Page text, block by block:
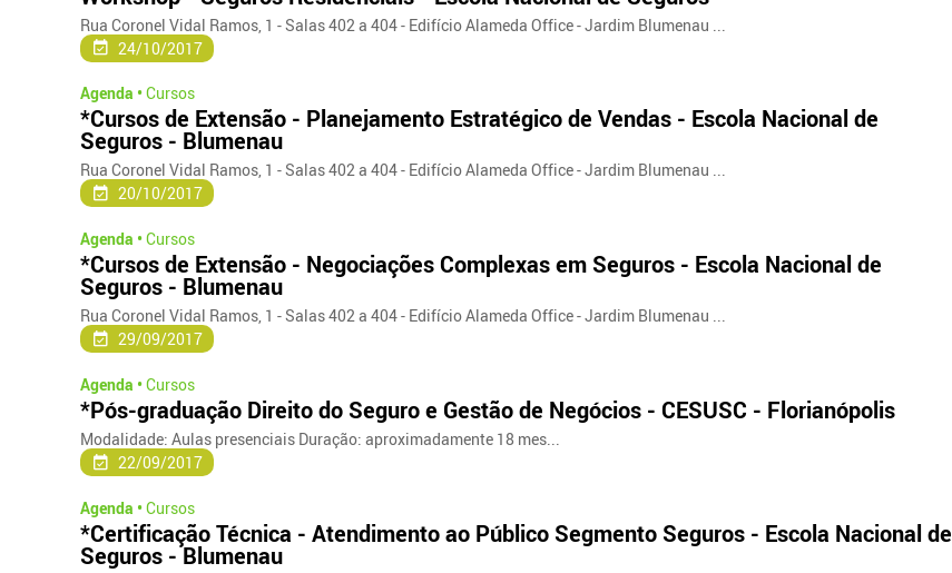
Rua Coronel Vidal Ramos, 1 - Salas 402 a 404 - Edifício Alameda Office - Jardim Blumenau ...
24/10/2017
Agenda •Cursos
*Cursos de Extensão - Planejamento Estratégico de Vendas - Escola Nacional de
Seguros - Blumenau
Rua Coronel Vidal Ramos, 1 - Salas 402 a 404 - Edifício Alameda Office - Jardim Blumenau ...
20/10/2017
Agenda •Cursos
*Cursos de Extensão - Negociações Complexas em Seguros - Escola Nacional de
Seguros - Blumenau
Rua Coronel Vidal Ramos, 1 - Salas 402 a 404 - Edifício Alameda Office - Jardim Blumenau ...
29/09/2017
Agenda •Cursos
*Pós-graduação Direito do Seguro e Gestão de Negócios - CESUSC - Florianópolis
Modalidade: Aulas presenciais Duração: aproximadamente 18 mes...
22/09/2017
Agenda •Cursos
*Certificação Técnica - Atendimento ao Público Segmento Seguros - Escola Nacional de
Seguros - Blumenau